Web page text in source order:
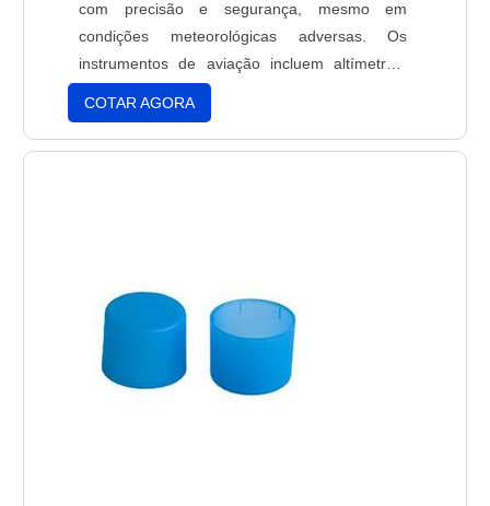
com precisão e segurança, mesmo em
condições meteorológicas adversas. Os
instrumentos de aviação incluem altímetros,
variômetros, compasso magnético, indicadores
de direção, indicadores de velocidade,
indicadores de altitude, indicadores de
aeronave.
COTAR AGORA